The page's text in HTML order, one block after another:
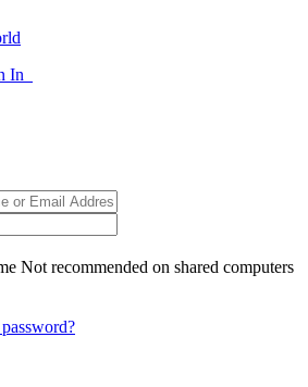
In
Not recommended on shared computers